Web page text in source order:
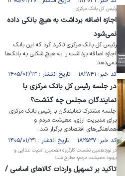
رئیس کل بانک مرکزی:
اجازه اضافه برداشت به هیچ بانکی داده
نمی‌شود
رئیس کل بانک مرکزی تاکید کرد که این بانک
اجازه اضافه برداشت را به هیچ شکلی به بانک‌ها
نمی‌دهد.
کد خبر: ۱۸۲۸۴۱ تاریخ انتشار : ۱۴۰۵/۰۲/۱۳
در جلسه رئیس کل بانک مرکزی با
نمایندگان مجلس چه گذشت؟
جلسه مشترک نمایندگان با رئیس بانک مرکزی
برای مدیریت ارزی، معیشت مردم و
هماهنگی‌های اقتصادی برگزار شد.
کد خبر: ۱۸۲۵۳۷ تاریخ انتشار : ۱۴۰۵/۰۱/۳۱
در نوزدهمین نشست کارگروه «تضمین امنیت غذایی و
بهبود معیشت مردم» مطرح شد؛
تاکید بر تسهیل واردات کالاهای اساسی /